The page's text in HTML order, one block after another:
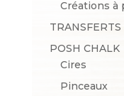
Créations à
TRANSFERTS
POSH CHALK
Cires
Pinceaux